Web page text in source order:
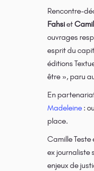
Rencontre-
Fahsiet
ouvrages
esprit du
éditions
être », paru
En
Madeleine :
place.
Camille
ex journaliste
enjeux de